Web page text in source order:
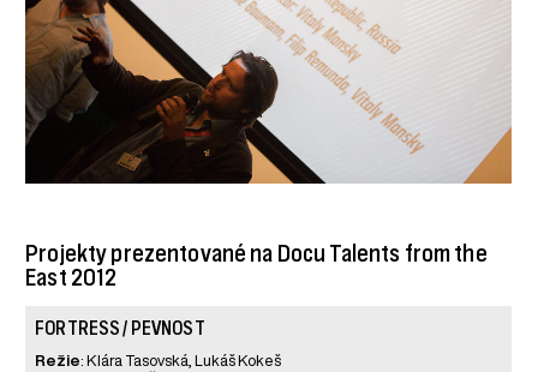
Projekty prezentované na Docu Talents from the
East 2012
FORTRESS / PEVNOST
Režie: Klára Tasovská, Lukáš Kokeš